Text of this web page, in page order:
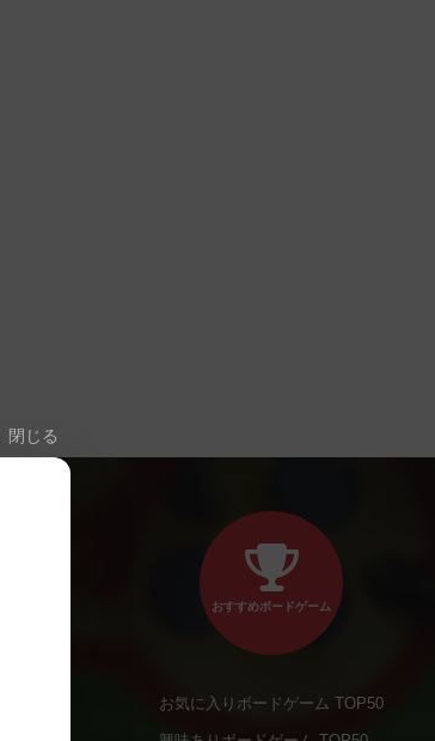
閉じる
おすすめボードゲーム
お気に入りボードゲーム TOP50